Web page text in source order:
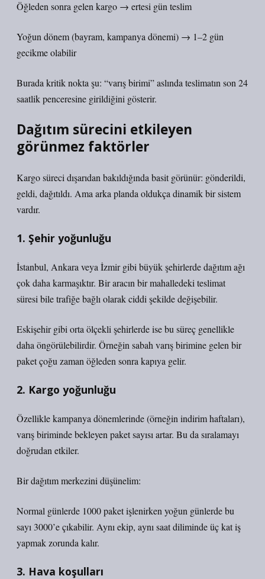
Öğleden sonra gelen kargo → ertesi gün teslim
Yoğun dönem (bayram, kampanya dönemi) → 1–2 gün
gecikme olabilir
Burada kritik nokta şu: “varış birimi” aslında teslimatın son 24
saatlik penceresine girildiğini gösterir.
Dağıtım sürecini etkileyen
görünmez faktörler
Kargo süreci dışarıdan bakıldığında basit görünür: gönderildi,
geldi, dağıtıldı. Ama arka planda oldukça dinamik bir sistem
vardır.
1. Şehir yoğunluğu
İstanbul, Ankara veya İzmir gibi büyük şehirlerde dağıtım ağı
çok daha karmaşıktır. Bir aracın bir mahalledeki teslimat
süresi bile trafiğe bağlı olarak ciddi şekilde değişebilir.
Eskişehir gibi orta ölçekli şehirlerde ise bu süreç genellikle
daha öngörülebilirdir. Örneğin sabah varış birimine gelen bir
paket çoğu zaman öğleden sonra kapıya gelir.
2. Kargo yoğunluğu
Özellikle kampanya dönemlerinde (örneğin indirim haftaları),
varış biriminde bekleyen paket sayısı artar. Bu da sıralamayı
doğrudan etkiler.
Bir dağıtım merkezini düşünelim:
Normal günlerde 1000 paket işlenirken yoğun günlerde bu
sayı 3000’e çıkabilir. Aynı ekip, aynı saat diliminde üç kat iş
yapmak zorunda kalır.
3. Hava koşulları